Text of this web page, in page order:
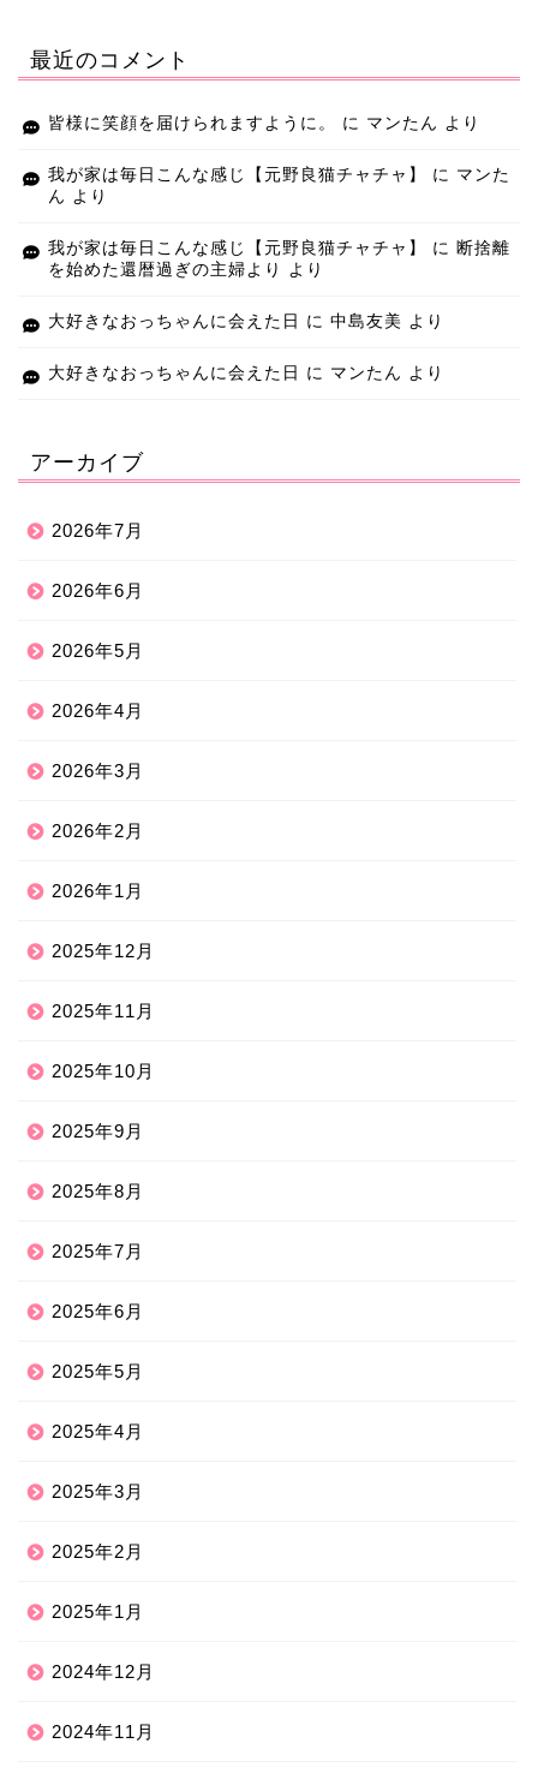
最近のコメント
皆様に笑顔を届けられますように。 に マンたん より
我が家は毎日こんな感じ【元野良猫チャチャ】 に マンた
ん より
我が家は毎日こんな感じ【元野良猫チャチャ】 に 断捨離
を始めた還暦過ぎの主婦より
より
大好きなおっちゃんに会えた日 に 中島友美 より
大好きなおっちゃんに会えた日 に マンたん より
アーカイブ
2026年7月
2026年6月
2026年5月
2026年4月
2026年3月
2026年2月
2026年1月
2025年12月
2025年11月
2025年10月
2025年9月
2025年8月
2025年7月
2025年6月
2025年5月
2025年4月
2025年3月
2025年2月
2025年1月
2024年12月
2024年11月